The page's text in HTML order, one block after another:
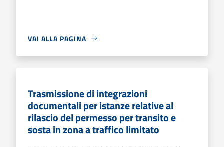
VAI ALLA PAGINA
Trasmissione di integrazioni
documentali per istanze relative al
rilascio del permesso per transito e
sosta in zona a traffico limitato